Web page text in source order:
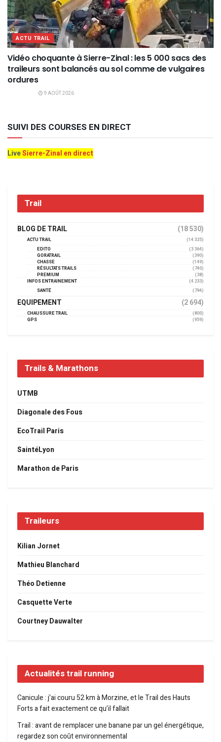
ACTU TRAIL
Vidéo choquante à Sierre-Zinal : les 5 000 sacs des
traileurs sont balancés au sol comme de vulgaires
ordures
9 AOÛT 2026
SUIVI DES COURSES EN DIRECT
LiveSierre-Zinal en direct
Trail
BLOG DE TRAIL (18 530)
ACTU TRAIL
(14 325)
EDITO
(3 364)
GORATRAIL
(390)
CHASSE
(149)
RÉSULTATS TRAILS
(740)
PREMIUM
(38)
INFOS ENTRAINEMENT
(4 233)
SANTÉ
(794)
EQUIPEMENT (2 694)
CHAUSSURE TRAIL
(800)
GPS
(959)
Trails & Marathons
UTMB
Diagonale des Fous
EcoTrail Paris
SaintéLyon
Marathon de Paris
Traileurs
Kilian Jornet
Mathieu Blanchard
Théo Detienne
Casquette Verte
Courtney Dauwalter
Actualités trail running
Canicule : j’ai couru 52 km à Morzine, et le Trail des Hauts
Forts a fait exactement ce qu’il fallait
Trail : avant de remplacer une banane par un gel énergétique,
regardez son coût environnemental